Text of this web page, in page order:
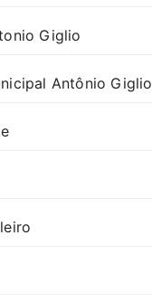
Giglio
Antônio Giglio